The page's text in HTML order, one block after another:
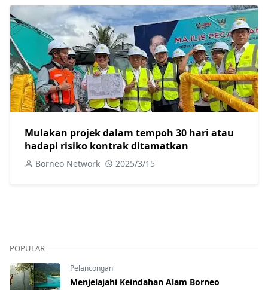
Mulakan projek dalam tempoh 30 hari atau
hadapi risiko kontrak ditamatkan
Borneo Network 2025/3/15
POPULAR
Pelancongan
Menjelajahi Keindahan Alam Borneo